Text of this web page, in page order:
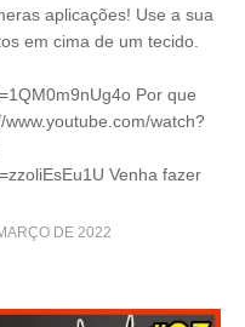
aplicações! Use a sua
em cima de um tecido.
Por que
watch?
Venha fazer
DE 2022